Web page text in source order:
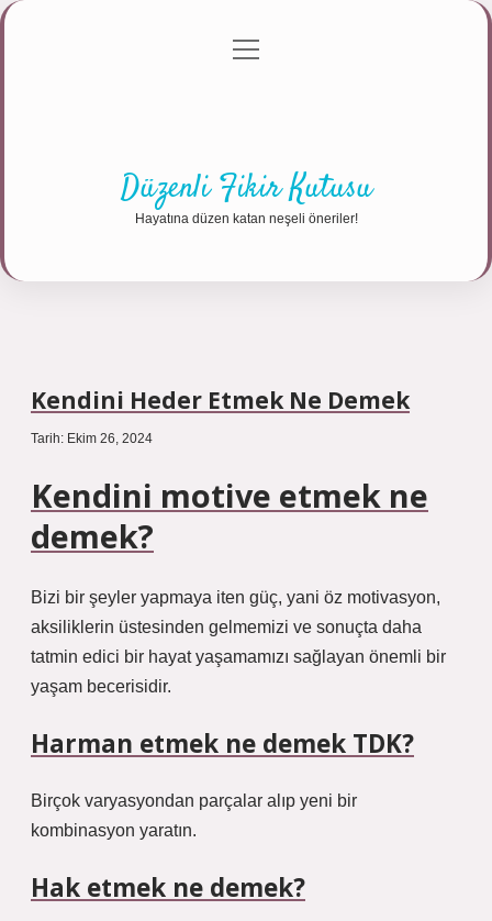
Gizlilik Politikası
menüyü
Düzenli Fikir Kutusu
Hayatına düzen katan neşeli öneriler!
Kendini Heder Etmek Ne Demek
Tarih: Ekim 26, 2024
Kendini motive etmek ne
demek?
Bizi bir şeyler yapmaya iten güç, yani öz motivasyon,
aksiliklerin üstesinden gelmemizi ve sonuçta daha
tatmin edici bir hayat yaşamamızı sağlayan önemli bir
yaşam becerisidir.
Harman etmek ne demek TDK?
Birçok varyasyondan parçalar alıp yeni bir
kombinasyon yaratın.
Hak etmek ne demek?